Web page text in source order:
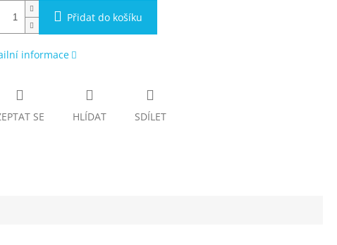
Přidat do košíku
informace
SE HLÍDAT SDÍLET